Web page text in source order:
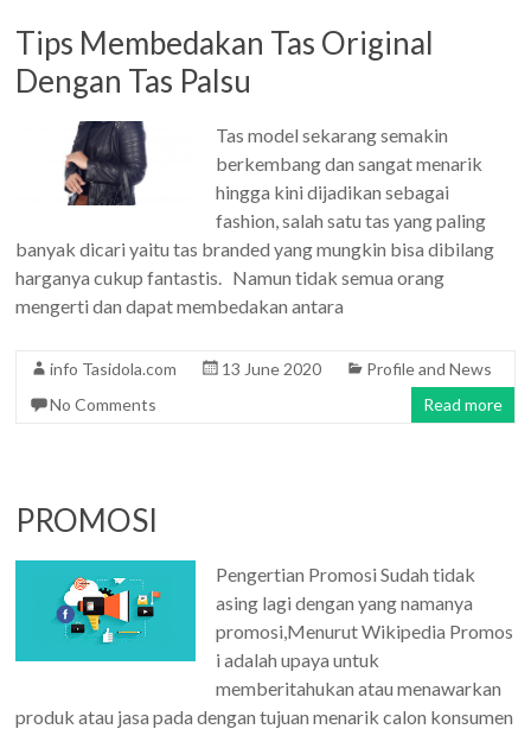
Tips Membedakan Tas Original
Dengan Tas Palsu
Tas model sekarang semakin
berkembang dan sangat menarik
hingga kini dijadikan sebagai
fashion, salah satu tas yang paling
banyak dicari yaitu tas branded yang mungkin bisa dibilang
harganya cukup fantastis. Namun tidak semua orang
mengerti dan dapat membedakan antara
info Tasidola.com 13 June 2020
Profile and News
No Comments
Read more
PROMOSI
Pengertian Promosi Sudah tidak
asing lagi dengan yang namanya
promosi,Menurut Wikipedia Promos
i adalah upaya untuk
memberitahukan atau menawarkan
produk atau jasa pada dengan tujuan menarik calon konsumen